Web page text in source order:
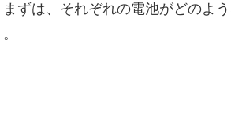
ずは、それぞれの電池がどのよう